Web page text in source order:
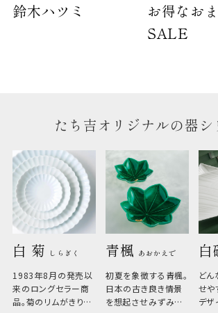
鈴木ハツミ
お得なお
SALE
たち吉オリジナルの器シ
白 菊 しらぎく
1983年8月の発売以
来のロングセラー商
品。菊のリムがきりっ
青楓 あおかえで
初夏を象徴する青楓。
日本の古き良き情景
を想起させみずみず
白
ど
せや
デザ